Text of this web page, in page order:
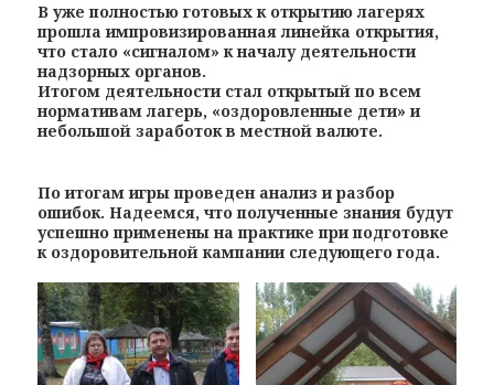
В уже полностью готовых к открытию лагерях
прошла импровизированная линейка открытия,
что стало «сигналом» к началу деятельности
надзорных органов.
Итогом деятельности стал открытый по всем
нормативам лагерь, «оздоровленные дети» и
небольшой заработок в местной валюте.
По итогам игры проведен анализ и разбор
ошибок. Надеемся, что полученные знания будут
успешно применены на практике при подготовке
к оздоровительной кампании следующего года.